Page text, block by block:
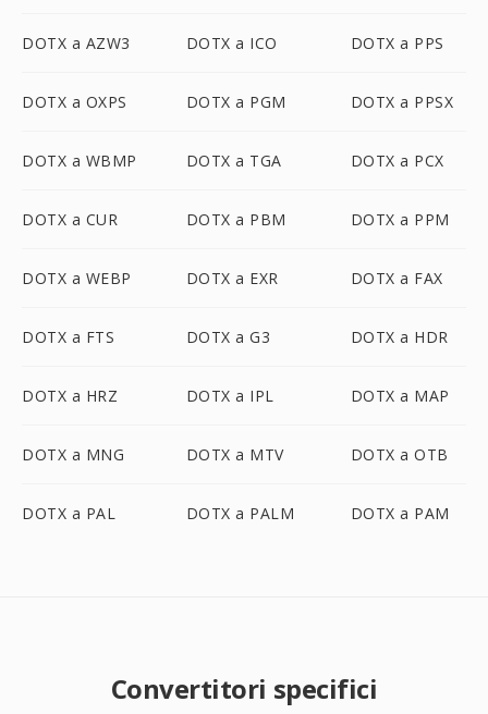
DOTX a AZW3 DOTX a ICO DOTX a PPS
DOTX a OXPS DOTX a PGM DOTX a PPSX
DOTX a WBMP DOTX a TGA DOTX a PCX
DOTX a CUR DOTX a PBM DOTX a PPM
DOTX a WEBP DOTX a EXR DOTX a FAX
DOTX a FTS DOTX a G3 DOTX a HDR
DOTX a HRZ DOTX a IPL DOTX a MAP
DOTX a MNG DOTX a MTV DOTX a OTB
DOTX a PAL DOTX a PALM DOTX a PAM
Convertitori specifici